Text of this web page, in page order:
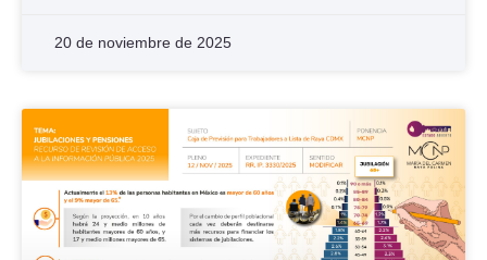
20 de noviembre de 2025